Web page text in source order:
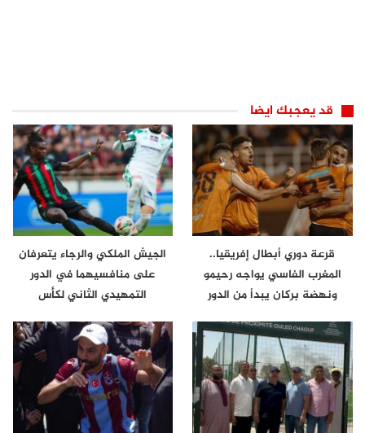
قد يعجبك ايضا
قرعة دوري أبطال إفريقيا..
المغرب الفاسي يواجه رحيمو
ونهضة بركان يبدأ من الدور
الجيش الملكي والرجاء يتعرفان
على منافسيهما في الدور
التمهيدي الثاني لكأس